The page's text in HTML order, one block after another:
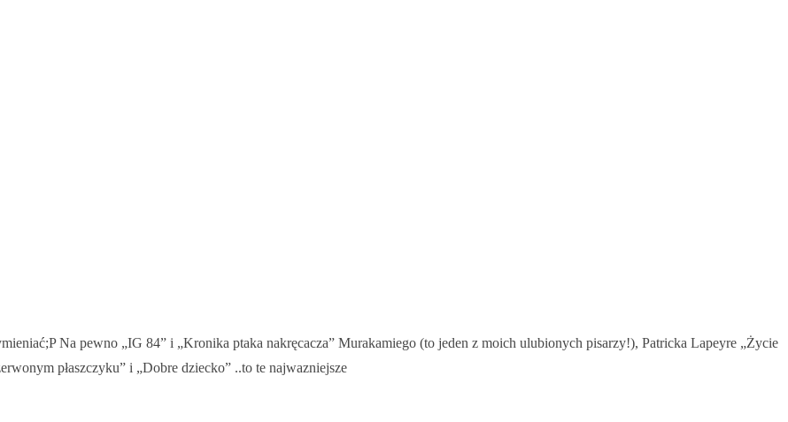
Na pewno „IG 84” i „Kronika ptaka nakręcacza” Murakamiego (to jeden z moich ulubionych pisarzy!), Patricka Lapeyre „Życie
płaszczyku” i „Dobre dziecko” ..to te najwazniejsze